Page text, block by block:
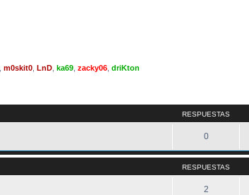
m0skit0 LnD ka69 zacky06 driKton
RESPUESTAS
0
RESPUESTAS
2